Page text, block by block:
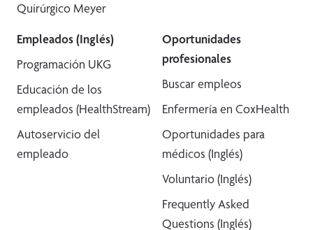
Quirúrgico Meyer
Empleados (Inglés)
Programación UKG
Educación de los
empleados (HealthStream)
Autoservicio del
empleado
Oportunidades
profesionales
Buscar empleos
Enfermería en CoxHealth
Oportunidades para
médicos (Inglés)
Voluntario (Inglés)
Frequently Asked
Questions (Inglés)